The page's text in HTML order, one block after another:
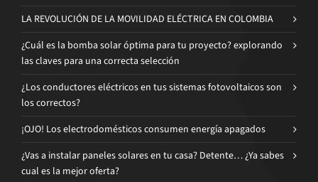
LA REVOLUCIÓN DE LA MOVILIDAD ELÉCTRICA EN COLOMBIA
¿Cuál es la bomba solar óptima para tu proyecto? explorando
las claves para una correcta selección
¿Los conductores eléctricos en tus sistemas fotovoltaicos son
los correctos?
¡OJO! Los electrodomésticos consumen energía apagados
¿Vas a instalar paneles solares en tu casa? Detente… ¿Ya sabes
cual es la mejor oferta?